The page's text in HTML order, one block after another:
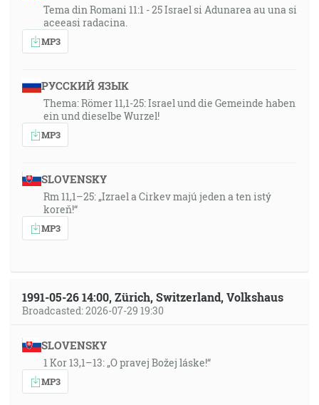
Tema din Romani 11:1 - 25 Israel si Adunarea au una si
aceeasi radacina.
MP3
РУССКИЙ ЯЗЫК
Thema: Römer 11,1-25: Israel und die Gemeinde haben
ein und dieselbe Wurzel!
MP3
SLOVENSKY
Rm 11,1–25: „Izrael a Cirkev majú jeden a ten istý
koreň!“
MP3
1991-05-26 14:00, Zürich, Switzerland, Volkshaus
Broadcasted: 2026-07-29 19:30
SLOVENSKY
1 Kor 13,1–13: „O pravej Božej láske!“
MP3